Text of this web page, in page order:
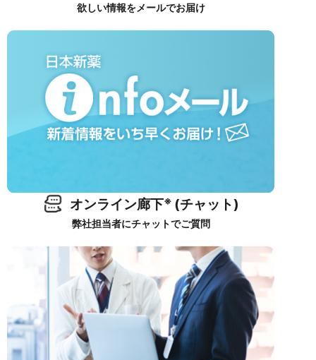
欲しい情報をメールでお届け
オンライン廊下※ (チャット)
弊社担当者にチャットでご質問